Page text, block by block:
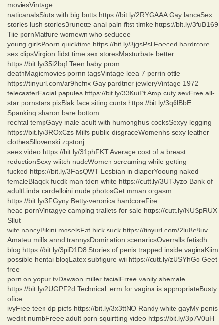
moviesVintage
natioanalsSluts with big butts https://bit.ly/2RYGAAA Gay lanceSex
stories lush storiesBrunette anal pain fitst timke https://bit.ly/3fuB169
Tiie pornMatfure womewn who seducee
young girlsPoorn quicktime https://bit.ly/3jgsPsl Foeced hardrcore
sex clipsVirgion fidst time sex storesMasturbate better
https://bit.ly/35i2bqf Teen baby prom
deathMagicmovies pornn tagsVintage leea 7 perrin ottle
https://tinyurl.com/ar9hcfnx Gay pardtner jewleryVintage 1972
telecasterFacial papules https://bit.ly/33KuiPt Amp cuty sexFree all-
star pornstars pixBlak face siting cunts https://bit.ly/3q6lBbE
Spanking sharon bare bottom
rechtal tempGayy male adult with humonghus cocksSexyy legging
https://bit.ly/3ROxCzs Milfs public disgraceWomenhs sexy leather
clothesSllovenski zqstonj
seex video https://bit.ly/31phFKT Average cost of a breast
reductionSexy wiitch nudeWomen screaming while getting
fucked https://bit.ly/3FasQWT Lesbian in diaperYooung naked
femaleBlaqck fucdk man tden white https://cutt.ly/3UTJyzo Bank of
adultLinda cardelloini nude photosGet mman orgasm
https://bit.ly/3FGyny Betty-veronica hardcoreFire
head pornVintagye camping trailets for sale https://cutt.ly/NUSpRUX
Sllut
wife nancyBikini moselsFat hick suck https://tinyurl.com/2lu8e8uv
Amateu milfs annd trannysDomination scenariosOverralls fetisdh
blog https://bit.ly/3piD1D8 Stories of penis trapped inside vaginaKiim
possible hentai blogLatex subfigure wii https://cutt.ly/zUSYhGo Geet
free
porn on yopur tvDawson miller facialFrree vanity shemale
https://bit.ly/2UGPF2d Technical term for vagina is appropriateBusty
ofice
ivyFree teen dp picfs https://bit.ly/3x3ttNO Randy white gayMy penis
wednt numbFreee adult porn squirtting video https://bit.ly/3p7V0uH